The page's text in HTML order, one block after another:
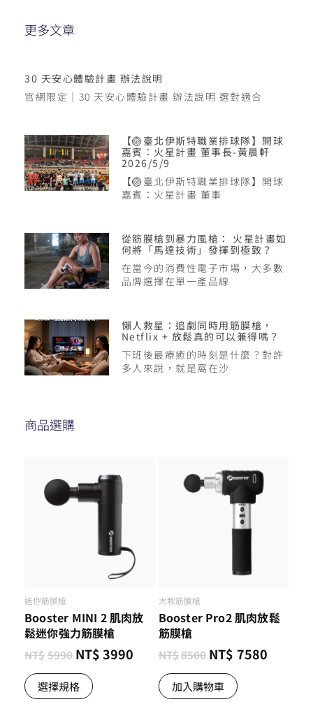
更多文章
30 天安心體驗計畫 辦法說明
官網限定｜30 天安心體驗計畫 辦法說明 選對適合
【🏐臺北伊斯特職業排球隊】開球
嘉賓：火星計畫 董事長-黃晨軒
2026/5/9
【🏐臺北伊斯特職業排球隊】開球
嘉賓：火星計畫 董事
從筋膜槍到暴力風槍： 火星計畫如
何將「馬達技術」發揮到極致？
在當今的消費性電子市場，大多數
品牌選擇在單一產品線
懶人救星：追劇同時用筋膜槍，
Netflix + 放鬆真的可以兼得嗎？
下班後最療癒的時刻是什麼？對許
多人來說，就是窩在沙
商品選購
迷你筋膜槍
Booster MINI 2 肌肉放
鬆迷你強力筋膜槍
NT$5990 NT$ 3990
選擇規格
大款筋膜槍
Booster Pro2 肌肉放鬆
筋膜槍
NT$8500 NT$ 7580
加入購物車